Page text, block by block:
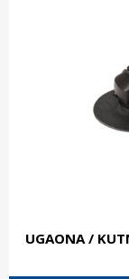
UGAONA /